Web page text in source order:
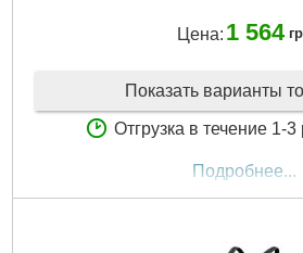
Цена: 1 564
Показать варианты
Отгрузка в течение 1-
Подробнее...